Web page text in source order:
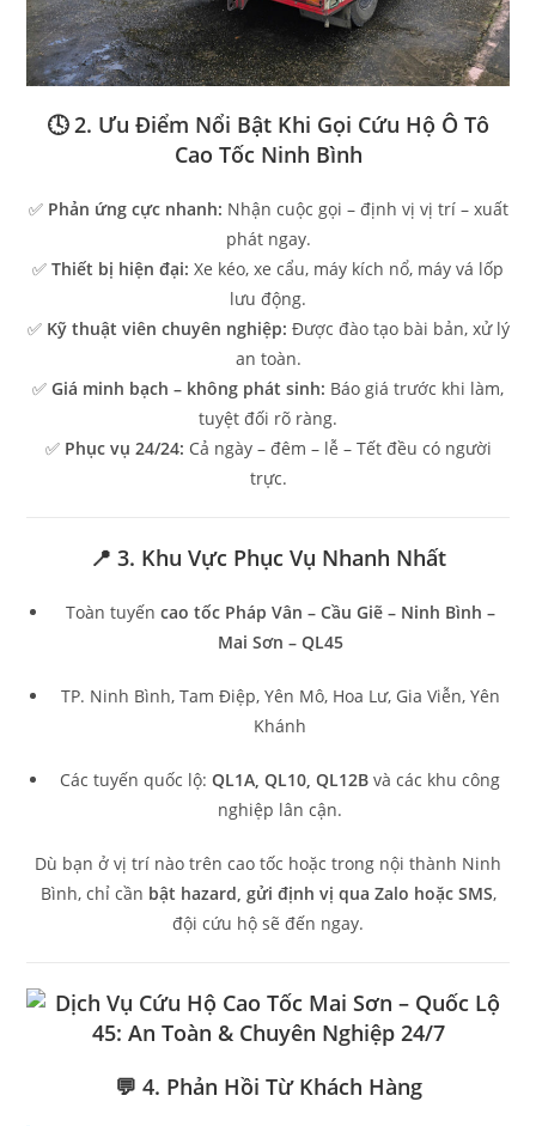
🕓 2. Ưu Điểm Nổi Bật Khi Gọi Cứu Hộ Ô Tô
Cao Tốc Ninh Bình
✅ Phản ứng cực nhanh: Nhận cuộc gọi – định vị vị trí – xuất
phát ngay.
✅ Thiết bị hiện đại: Xe kéo, xe cẩu, máy kích nổ, máy vá lốp
lưu động.
✅ Kỹ thuật viên chuyên nghiệp: Được đào tạo bài bản, xử lý
an toàn.
✅ Giá minh bạch – không phát sinh: Báo giá trước khi làm,
tuyệt đối rõ ràng.
✅ Phục vụ 24/24: Cả ngày – đêm – lễ – Tết đều có người
trực.
📍 3. Khu Vực Phục Vụ Nhanh Nhất
Toàn tuyến cao tốc Pháp Vân – Cầu Giẽ – Ninh Bình –
Mai Sơn – QL45
TP. Ninh Bình, Tam Điệp, Yên Mô, Hoa Lư, Gia Viễn, Yên
Khánh
Các tuyến quốc lộ: QL1A, QL10, QL12B và các khu công
nghiệp lân cận.
Dù bạn ở vị trí nào trên cao tốc hoặc trong nội thành Ninh
Bình, chỉ cần bật hazard, gửi định vị qua Zalo hoặc SMS,
đội cứu hộ sẽ đến ngay.
💬 4. Phản Hồi Từ Khách Hàng